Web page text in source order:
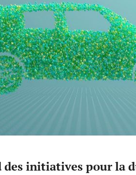
des initiatives pour la